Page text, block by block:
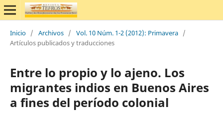
Inicio / Archivos / Vol. 10 Núm. 1-2 (2012): Primavera /
Artículos publicados y traducciones
Entre lo propio y lo ajeno. Los
migrantes indios en Buenos Aires
a fines del período colonial